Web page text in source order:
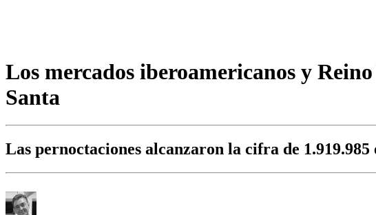
Los mercados iberoamericanos y
Santa
Las pernoctaciones alcanzaron la cifra de